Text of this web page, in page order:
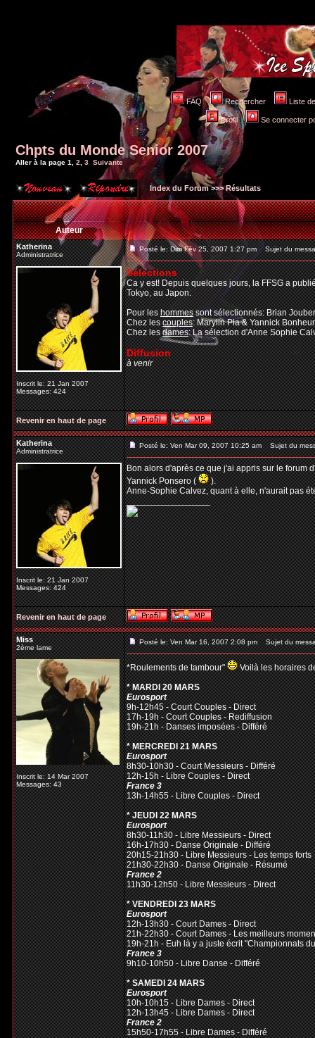
FAQ Rechercher Liste
Profil Se connecter
Chpts du Monde Senior 2007
Aller à la page 1 2 3 Suivante
Index du Forum>>>Résultats
Auteur
Katherina
Administratrice
Inscrit le: 21 Jan 2007
Messages: 424
Posté le: Dim Fév 25, 2007 1:27 pm Sujet du
Sélections
Ca y est! Depuis quelques jours, la FFSG a
Tokyo, au Japon.
Pour leshommessont sélectionnés: Brian
Chez lescouples: Marylin Pla & Yannick
Chez lesdames: La sélection d'Anne Sophie
Diffusion
à venir
Revenir en haut de page
Katherina
Administratrice
Inscrit le: 21 Jan 2007
Messages: 424
Posté le: Ven Mar 09, 2007 10:25 am Sujet du
Bon alors d'après ce que j'ai appris sur le forum
Yannick Ponsero (
).
Anne-Sophie Calvez, quant à elle, n'aurait pas
_________________
Revenir en haut de page
Miss
2ème lame
Inscrit le: 14 Mar 2007
Messages: 43
Posté le: Ven Mar 16, 2007 2:08 pm Sujet du
*Roulements de tambour"
Voilà les horaires
* MARDI 20 MARS
Eurosport
9h-12h45 - Court Couples - Direct
17h-19h - Court Couples - Rediffusion
19h-21h - Danses imposées - Différé
* MERCREDI 21 MARS
Eurosport
8h30-10h30 - Court Messieurs - Différé
12h-15h - Libre Couples - Direct
France 3
13h-14h55 - Libre Couples - Direct
* JEUDI 22 MARS
Eurosport
8h30-11h30 - Libre Messieurs - Direct
16h-17h30 - Danse Originale - Différé
20h15-21h30 - Libre Messieurs - Les temps forts
21h30-22h30 - Danse Originale - Résumé
France 2
11h30-12h50 - Libre Messieurs - Direct
* VENDREDI 23 MARS
Eurosport
12h-13h30 - Court Dames - Direct
21h-22h30 - Court Dames - Les meilleurs
19h-21h - Euh là y a juste écrit "Championnats
France 3
9h10-10h50 - Libre Danse - Différé
* SAMEDI 24 MARS
Eurosport
10h-10h15 - Libre Dames - Direct
12h-13h45 - Libre Dames - Direct
France 2
15h50-17h55 - Libre Dames - Différé